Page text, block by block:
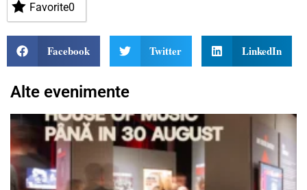
Favorite0
Facebook Twitter LinkedIn
Alte evenimente